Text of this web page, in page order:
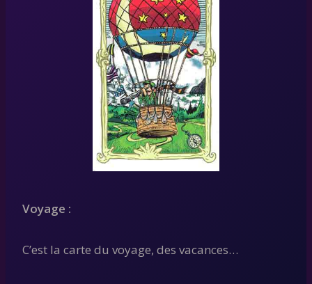
Voyage :
C’est la carte du voyage, des vacances…